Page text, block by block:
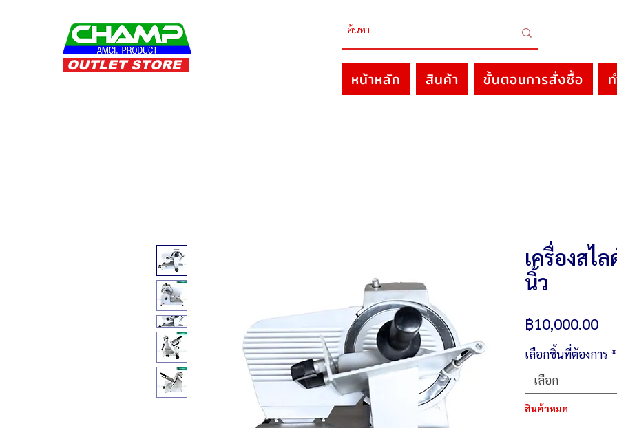
OUTLET STORE
หน้าหลัก สินค้า ขั้นตอนการสั่งซื้อ
เครื่องสไ
นิ้ว
฿10,000.00รา
เลือกชิ้นที่ต้องการ *
เลือก
สินค้าหมด